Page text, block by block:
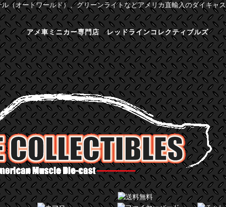
（オートワールド）、グリーンライトなどアメリカ直輸入のダイキャ
アメ車ミニカー専門店 レッドラインコレクティブルズ